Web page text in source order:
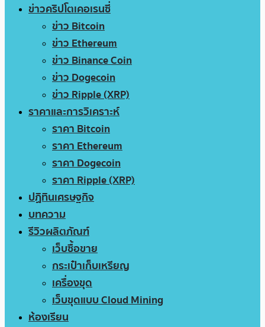
ข่าวคริปโตเคอเรนซี่
ข่าว Bitcoin
ข่าว Ethereum
ข่าว Binance Coin
ข่าว Dogecoin
ข่าว Ripple (XRP)
ราคาและการวิเคราะห์
ราคา Bitcoin
ราคา Ethereum
ราคา Dogecoin
ราคา Ripple (XRP)
ปฏิทินเศรษฐกิจ
บทความ
รีวิวผลิตภัณฑ์
เว็บซื้อขาย
กระเป๋าเก็บเหรียญ
เครื่องขุด
เว็บขุดแบบ Cloud Mining
ห้องเรียน